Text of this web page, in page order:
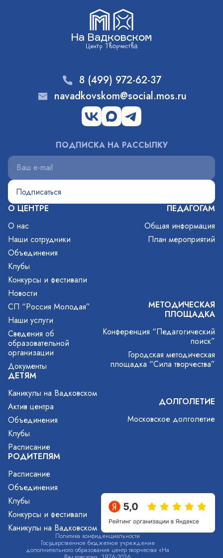
О ЦЕНТРЕ
О нас
Наши сотрудники
Объединения
Клубы
Конкурсы и фестивали
Новости
СП “Россия Молодая”
Наши услуги
Сведения об
образовательной
организации
Документы
ДЕТЯМ
Каникулы на Вадковском
Актив центра
Объединения
Клубы
Расписание
РОДИТЕЛЯМ
Расписание
Объединения
Клубы
Конкурсы и фестивали
Каникулы на Вадковском
ПЕДАГОГАМ
Общая информация
План мероприятий
МЕТОДИЧЕСКАЯ
ПЛОЩАДКА
Конференция “Педагогический
поиск”
Городская методическая
площадка “Сила творчества”
ДОЛГОЛЕТИЕ
Московское долголетие
8 (499) 972-62-37
navadkovskom@social.mos.ru
ПОДПИСКА НА РАССЫЛКУ
Государственное бюджетное учреждение
дополнительного образования центр творчества «На
Политика конфиденциальности